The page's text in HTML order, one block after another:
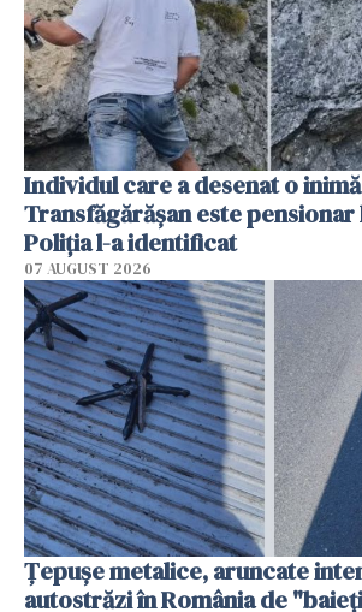
Individul care a desenat o
Transfăgărășan este pensionar
Poliția l-a identificat
07 AUGUST 2026
Țepușe metalice, aruncate
autostrăzi în România de